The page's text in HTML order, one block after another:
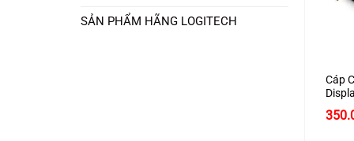
SẢN PHẨM HÃNG LOGITECH
Cáp